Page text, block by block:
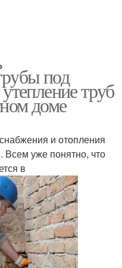
под
труб
доме
и отопления
уже понятно, что
в